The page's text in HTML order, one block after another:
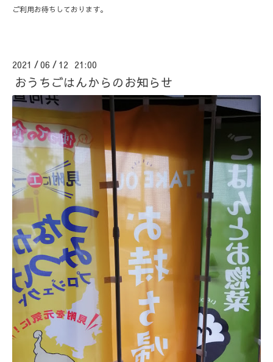
ご利用お待ちしております。
2021 /06 / 12 21:00
おうちごはんからのお知らせ